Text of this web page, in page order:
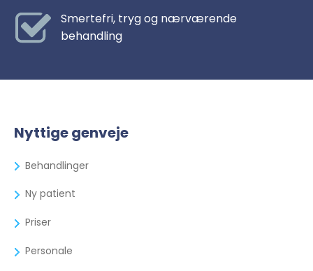
Smertefri, tryg og nærværende
behandling
Nyttige genveje
Behandlinger
Ny patient
Priser
Personale